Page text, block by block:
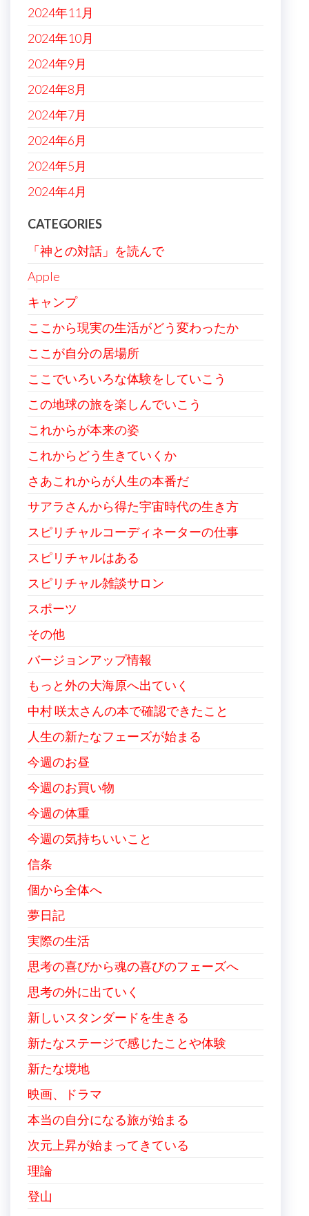
2024年11月
2024年10月
2024年9月
2024年8月
2024年7月
2024年6月
2024年5月
2024年4月
CATEGORIES
「神との対話」を読んで
Apple
キャンプ
ここから現実の生活がどう変わったか
ここが自分の居場所
ここでいろいろな体験をしていこう
この地球の旅を楽しんでいこう
これからが本来の姿
これからどう生きていくか
さあこれからが人生の本番だ
サアラさんから得た宇宙時代の生き方
スピリチャルコーディネーターの仕事
スピリチャルはある
スピリチャル雑談サロン
スポーツ
その他
バージョンアップ情報
もっと外の大海原へ出ていく
中村 咲太さんの本で確認できたこと
人生の新たなフェーズが始まる
今週のお昼
今週のお買い物
今週の体重
今週の気持ちいいこと
信条
個から全体へ
夢日記
実際の生活
思考の喜びから魂の喜びのフェーズへ
思考の外に出ていく
新しいスタンダードを生きる
新たなステージで感じたことや体験
新たな境地
映画、ドラマ
本当の自分になる旅が始まる
次元上昇が始まってきている
理論
登山